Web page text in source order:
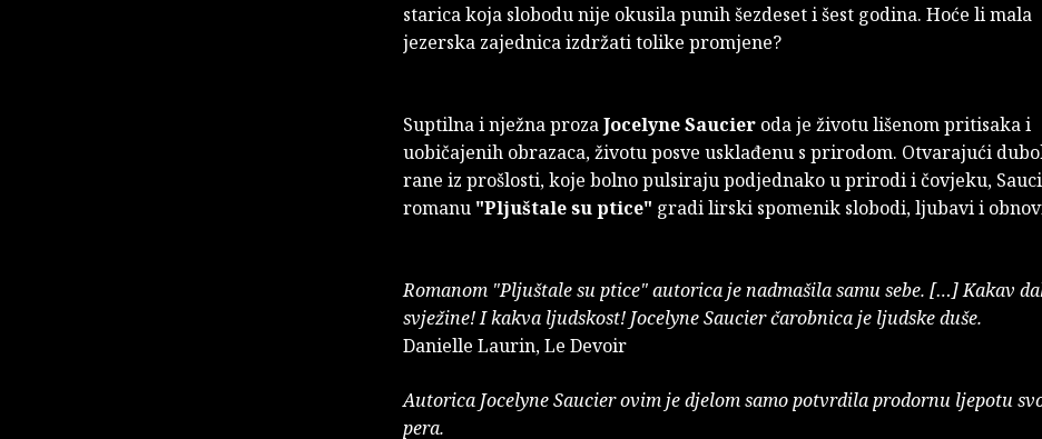
starica koja slobodu nije okusila punih šezdeset i šest godina. Hoće li mala
jezerska zajednica izdržati tolike promjene?
Suptilna i nježna prozaJocelyne Saucier oda je životu lišenom pritisaka i
uobičajenih obrazaca, životu posve usklađenu s prirodom. Otvarajući
rane iz prošlosti, koje bolno pulsiraju podjednako u prirodi i čovjeku,
romanu "Pljuštale su ptice" gradi lirski spomenik slobodi, ljubavi i
Romanom "Pljuštale su ptice" autorica je nadmašila samu sebe. […] Kakav
svježine! I kakva ljudskost! Jocelyne Saucier čarobnica je ljudske duše.
Danielle Laurin, Le Devoir
Autorica Jocelyne Saucier ovim je djelom samo potvrdila prodornu ljepotu
pera.